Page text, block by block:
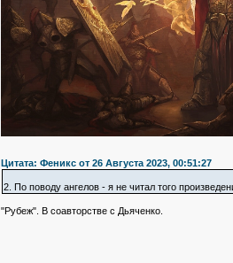
Цитата: Феникс от 26 Августа 2023, 00:51:27
2. По поводу ангелов - я не читал того
"Рубеж". В соавторстве с Дьяченко.